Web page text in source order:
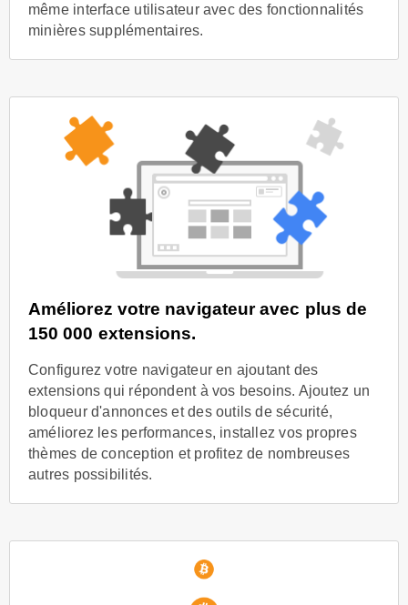
même interface utilisateur avec des fonctionnalités
minières supplémentaires.
Améliorez votre navigateur avec plus de
150 000 extensions.
Configurez votre navigateur en ajoutant des
extensions qui répondent à vos besoins. Ajoutez un
bloqueur d'annonces et des outils de sécurité,
améliorez les performances, installez vos propres
thèmes de conception et profitez de nombreuses
autres possibilités.